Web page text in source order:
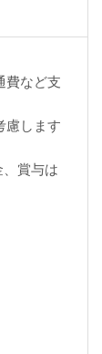
費など支
慮します
賞与は